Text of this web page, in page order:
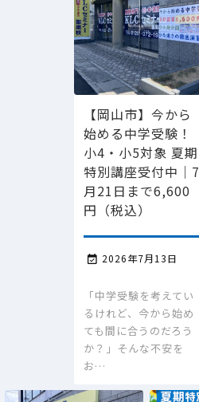
【岡山市】今から
始める中学受験！
小4・小5対象 夏期
特別講座受付中｜7
月21日まで6,600
円（税込）
 2026年7月13日
「中学受験を考えてい
るけれど、今から始め
ても間に合うのだろう
か？」そんな不安を
お…